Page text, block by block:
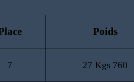
Poids
7 27 Kgs 760